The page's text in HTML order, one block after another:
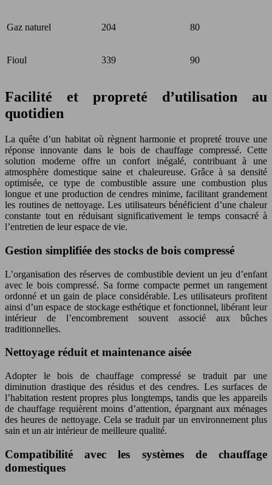
Gaz naturel 204 80
Fioul 339 90
Facilité et propreté d’utilisation au
quotidien
La quête d’un habitat où règnent harmonie et propreté trouve une
réponse innovante dans le bois de chauffage compressé. Cette
solution moderne offre un confort inégalé, contribuant à une
atmosphère domestique saine et chaleureuse. Grâce à sa densité
optimisée, ce type de combustible assure une combustion plus
longue et une production de cendres minime, facilitant grandement
les routines de nettoyage. Les utilisateurs bénéficient d’une chaleur
constante tout en réduisant significativement le temps consacré à
l’entretien de leur espace de vie.
Gestion simplifiée des stocks de bois compressé
L’organisation des réserves de combustible devient un jeu d’enfant
avec le bois compressé. Sa forme compacte permet un rangement
ordonné et un gain de place considérable. Les utilisateurs profitent
ainsi d’un espace de stockage esthétique et fonctionnel, libérant leur
intérieur de l’encombrement souvent associé aux bûches
traditionnelles.
Nettoyage réduit et maintenance aisée
Adopter le bois de chauffage compressé se traduit par une
diminution drastique des résidus et des cendres. Les surfaces de
l’habitation restent propres plus longtemps, tandis que les appareils
de chauffage requièrent moins d’attention, épargnant aux ménages
des heures de nettoyage. Cela se traduit par un environnement plus
sain et un air intérieur de meilleure qualité.
Compatibilité avec les systèmes de chauffage
domestiques